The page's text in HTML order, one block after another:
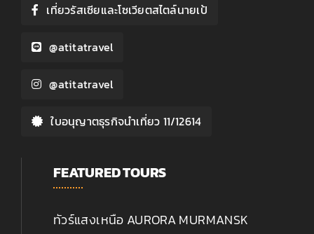
เที่ยวรัสเซียและโซเวียตสไตล์นายเป้
@atitatravel
@atitatravel
ใบอนุญาตธุรกิจนำเที่ยว 11/12614
FEATURED TOURS
ทัวร์แสงเหนือ AURORA MURMANSK